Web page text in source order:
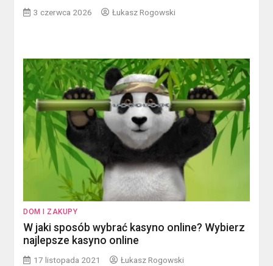
3 czerwca 2026 Łukasz Rogowski
DOM I ZAKUPY
W jaki sposób wybrać kasyno online? Wybierz
najlepsze kasyno online
17 listopada 2021 Łukasz Rogowski